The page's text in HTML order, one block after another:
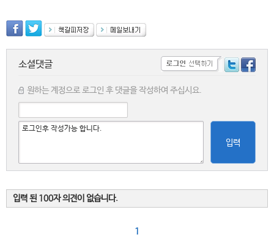
소셜댓글
원하는 계정으로 로그인 후 댓글을 작성하여 주십시요.
입력
입력 된 100자 의견이 없습니다.
1